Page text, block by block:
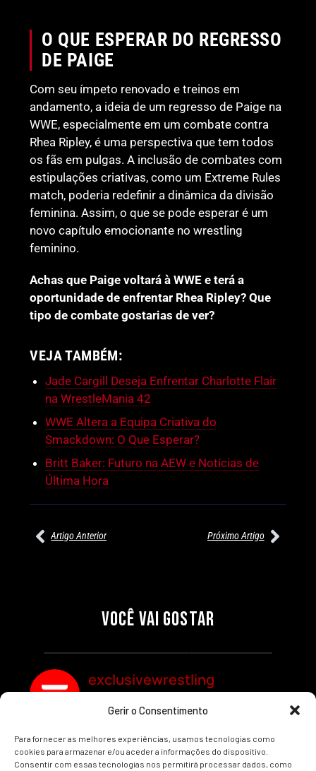
Gerir o Consentimento
Para fornecer as melhores experiências, usamos tecnologias como
cookies para armazenar e/ou aceder a informações do dispositivo.
Consentir com essas tecnologias nos permitirá processar dados, como
O QUE ESPERAR DO REGRESSO
DE PAIGE
Com seu ímpeto renovado e treinos em
andamento, a ideia de um regresso de Paige na
WWE, especialmente em um combate contra
Rhea Ripley, é uma perspectiva que tem todos
os fãs em pulgas. A inclusão de combates com
estipulações criativas, como um Extreme Rules
match, poderia redefinir a dinâmica da divisão
feminina. Assim, o que se pode esperar é um
novo capítulo emocionante no wrestling
feminino.
Achas que Paige voltará à WWE e terá a
oportunidade de enfrentar Rhea Ripley? Que
tipo de combate gostarias de ver?
VEJA TAMBÉM:
Jade Cargill Deseja Enfrentar Charlotte Flair
na WrestleMania 42
WWE Altera a Equipa Criativa do
Smackdown: O Que Esperar?
Britt Baker: Futuro na AEW e Notícias de
Última Hora
Artigo Anterior Próximo Artigo
VOCÊ VAI GOSTAR
SEGMENTOS A NÃO PERDER
Por exclusivewrestling
MUNDIAL FEMININO NA AEW
REDEMPTION
Por exclusivewrestling
exclusivewrestling
Ver mais Artigos